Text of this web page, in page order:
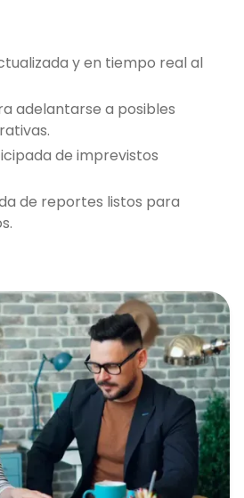
y en tiempo real al
adelantarse a posibles
de imprevistos
de reportes listos para